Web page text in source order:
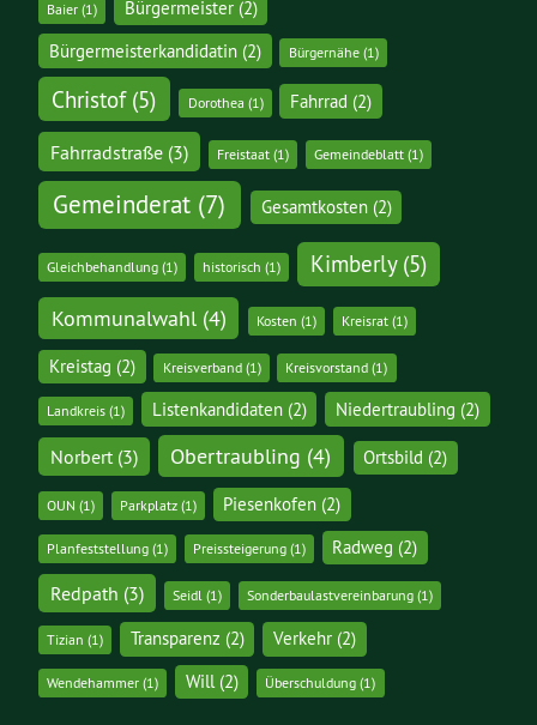
Baier (1) Bürgermeister(2)
Bürgermeisterkandidatin(2) Bürgernähe(1)
Christof(5) Dorothea (1) Fahrrad (2)
Fahrradstraße(3) Freistaat (1) Gemeindeblatt(1)
Gemeinderat (7) Gesamtkosten(2)
Gleichbehandlung (1) historisch (1) Kimberly(5)
Kommunalwahl(4) Kosten (1) Kreisrat(1)
Kreistag (2) Kreisverband(1) Kreisvorstand (1)
Landkreis (1) Listenkandidaten(2) Niedertraubling (2)
Norbert(3) Obertraubling (4) Ortsbild (2)
OUN (1) Parkplatz(1) Piesenkofen (2)
Planfeststellung (1) Preissteigerung(1) Radweg (2)
Redpath (3) Seidl (1) Sonderbaulastvereinbarung(1)
Tizian (1) Transparenz (2) Verkehr(2)
Wendehammer (1) Will(2) Überschuldung (1)